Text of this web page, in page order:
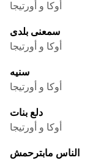
أوكا و أورتيجا
سمعنى بلدى
أوكا و أورتيجا
سنيه
أوكا و أورتيجا
دلع بنات
أوكا و أورتيجا
الناس مابترحمش